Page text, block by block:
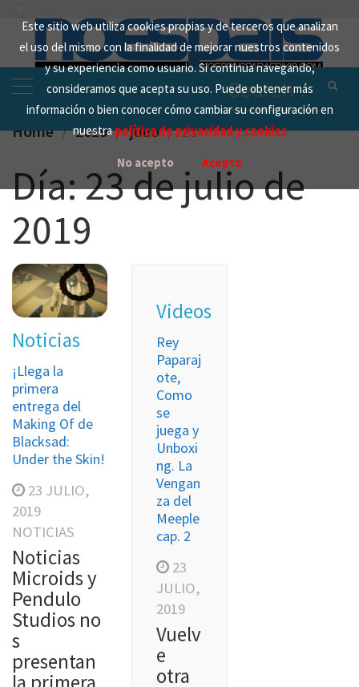
Este sitio web utiliza cookies propias y de terceros que analizan
el uso del mismo con la finalidad de mejorar nuestros contenidos
y su experiencia como usuario. Si continua navegando,
consideramos que acepta su uso. Puede obtener más
información o bien conocer cómo cambiar su configuración en
nuestrapolítica de privacidad y cookies
No acepto Acepto
content
Search
for:
Home 2019 julio 23
Día:23 de julio de
2019
Noticias
¡Llega la
primera
entrega del
Making Of de
Blacksad:
Under the Skin!
23 JULIO,
2019
NOTICIAS
Noticias
Microids y
Pendulo
Studios no
s
presentan
Videos
Rey
Paparaj
ote,
Como
se
juega y
Unboxi
ng. La
Vengan
za del
Meeple
cap. 2
23
JULIO,
2019
Vuelv
e
otra